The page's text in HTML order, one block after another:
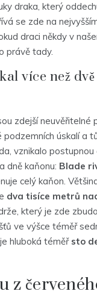
draka, který
se zde na
draci někdy v
právě tady.
více než
zdejší neuvěřitelné
podzemních úskalí a
vznikalo postupnou
dně kaňonu: Blade
celý kaňon.
dva tisíce metrů
který je zde
ve výšce téměř
hluboká téměř sto
z